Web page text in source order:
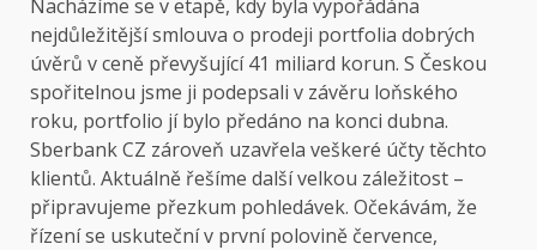
Nacházíme se v etapě, kdy byla vypořádána
nejdůležitější smlouva o prodeji portfolia dobrých
úvěrů v ceně převyšující 41 miliard korun. S Českou
spořitelnou jsme ji podepsali v závěru loňského
roku, portfolio jí bylo předáno na konci dubna.
Sberbank CZ zároveň uzavřela veškeré účty těchto
klientů. Aktuálně řešíme další velkou záležitost –
připravujeme přezkum pohledávek. Očekávám, že
řízení se uskuteční v první polovině července,